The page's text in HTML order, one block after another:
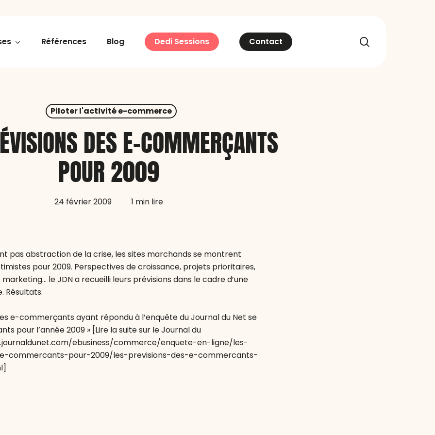
Références Blog Dedi Sessions Contact
Piloter l'activité e-commerce
DES E-COMMERÇANTS
POUR 2009
24 février 2009 1 min lire
pas abstraction de la crise, les sites marchands se montrent
pour 2009. Perspectives de croissance, projets prioritaires,
le JDN a recueilli leurs prévisions dans le cadre d’une
Résultats.
e-commerçants ayant répondu à l’enquête du Journal du Net se
pour l’année 2009 » [Lire la suite sur le Journal du
ebusiness/commerce/enquete-en-ligne/les-
commercants-pour-2009/les-previsions-des-e-commercants-